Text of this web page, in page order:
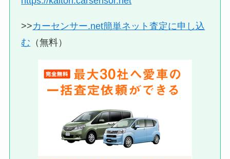
>>カーセンサー.net簡単ネット査定に申し込
む （無料）